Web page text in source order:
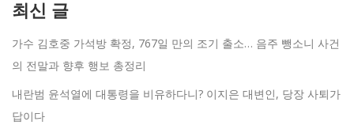
최신 글
가수 김호중 가석방 확정, 767일 만의 조기 출소… 음주 뺑소니 사건
의 전말과 향후 행보 총정리
내란범 윤석열에 대통령을 비유하다니? 이지은 대변인, 당장 사퇴가
답이다